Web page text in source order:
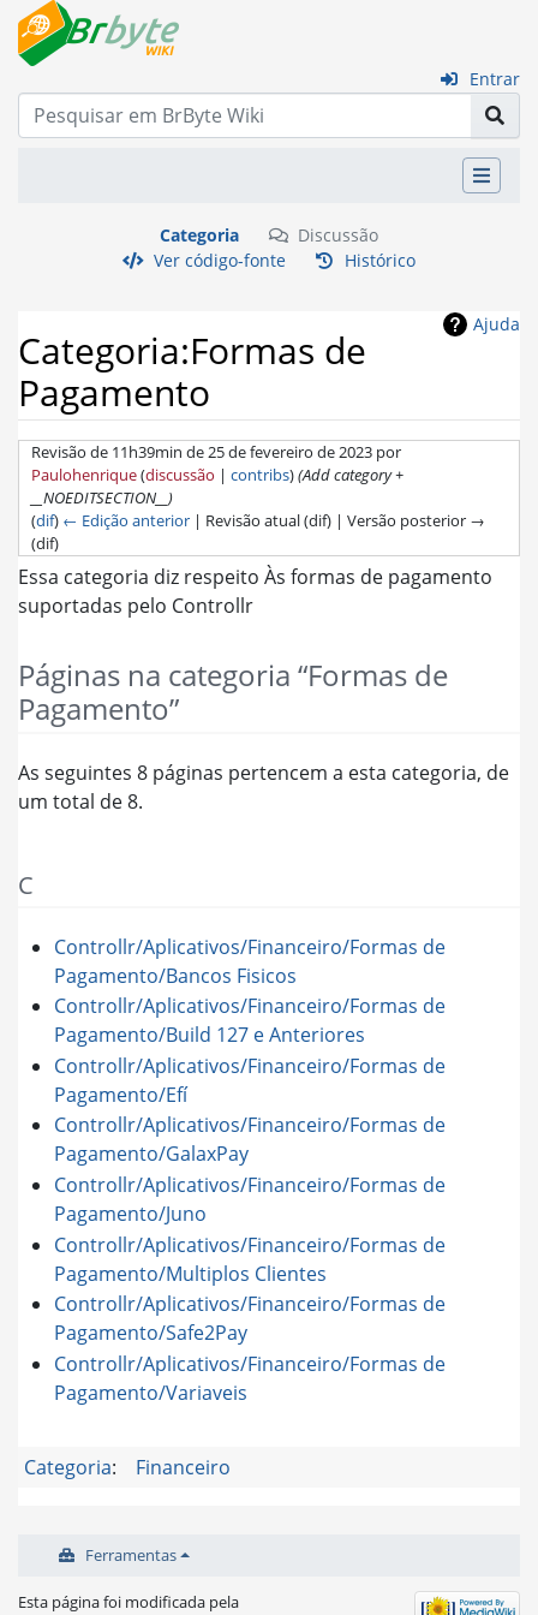
Entrar
Categoria
Discussão
Ver código-fonte
Histórico
Ajuda
Categoria:Formas de
Pagamento
Revisão de 11h39min de 25 de fevereiro de 2023 por
Paulohenrique(discussão | contribs)(Add category +
__NOEDITSECTION__)
(dif) ← Edição anterior | Revisão atual (dif) | Versão posterior →
(dif)
Ir para:navegação ,pesquisa
Essa categoria diz respeito Às formas de pagamento
suportadas pelo Controllr
Páginas na categoria “Formas de
Pagamento”
As seguintes 8 páginas pertencem a esta categoria, de
um total de 8.
C
Controllr/Aplicativos/Financeiro/Formas de
Pagamento/Bancos Fisicos
Controllr/Aplicativos/Financeiro/Formas de
Pagamento/Build 127 e Anteriores
Controllr/Aplicativos/Financeiro/Formas de
Pagamento/Efí
Controllr/Aplicativos/Financeiro/Formas de
Pagamento/GalaxPay
Controllr/Aplicativos/Financeiro/Formas de
Pagamento/Juno
Controllr/Aplicativos/Financeiro/Formas de
Pagamento/Multiplos Clientes
Controllr/Aplicativos/Financeiro/Formas de
Pagamento/Safe2Pay
Controllr/Aplicativos/Financeiro/Formas de
Pagamento/Variaveis
Categoria: Financeiro
Ferramentas
Esta página foi modificada pela